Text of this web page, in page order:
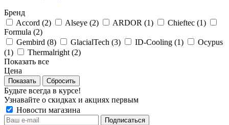
Бренд
Accord (2) Alseye (2) ARDOR (1) Chieftec (1)
Formula (2)
Gembird (8) GlacialTech (3) ID-Cooling (1)
Ocypus
(1) Thermalright (2)
Показать все
Цена
Сбросить
Будьте всегда в курсе!
Узнавайте о скидках и акциях первым
Новости магазина